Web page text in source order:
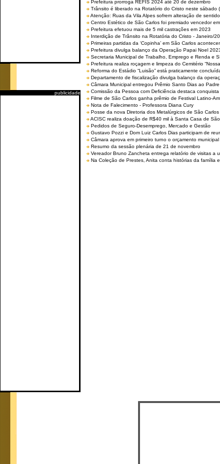
publicidade
Prefeitura prorroga REFIS 2024 até 20 de dezembro
Trânsito é liberado na Rotatório do Cristo neste sábado
Atenção: Ruas da Vila Alpes sofrem alteração de
Centro Estético de São Carlos foi premiado vencedor
Prefeitura efetuou mais de 5 mil castrações em 2023
Interdição de Trânsito na Rotatória do Cristo - Janeiro/
Primeiras partidas da ‘Copinha’ em São Carlos
Prefeitura divulga balanço da Operação Papai Noel
Secretaria Municipal de Trabalho, Emprego e Renda e
Prefeitura realiza roçagem e limpeza do Cemitério
Reforma do Estádio “Luisão” está praticamente
Departamento de fiscalização divulga balanço da
Câmara Municipal entregou Prêmio Santo Dias ao
Comissão da Pessoa com Deficiência destaca
Filme de São Carlos ganha prêmio de Festival Latino-
Nota de Falecimento - Professora Diana Cury
Posse da nova Diretoria dos Metalúrgicos de São
ACISC realiza doação de R$40 mil à Santa Casa de
Pedidos de Seguro-Desemprego, Mercado e Gestão
Gustavo Pozzi e Dom Luiz Carlos Dias participam de
Câmara aprova em primeiro turno o orçamento
Resumo da sessão plenária de 21 de novembro
Vereador Bruno Zancheta entrega relatório de visitas a
Na Coleção de Prestes, Anita conta histórias da família